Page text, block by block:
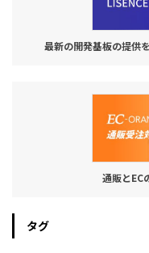
最新の開発基板の提供
通販とEC
タグ